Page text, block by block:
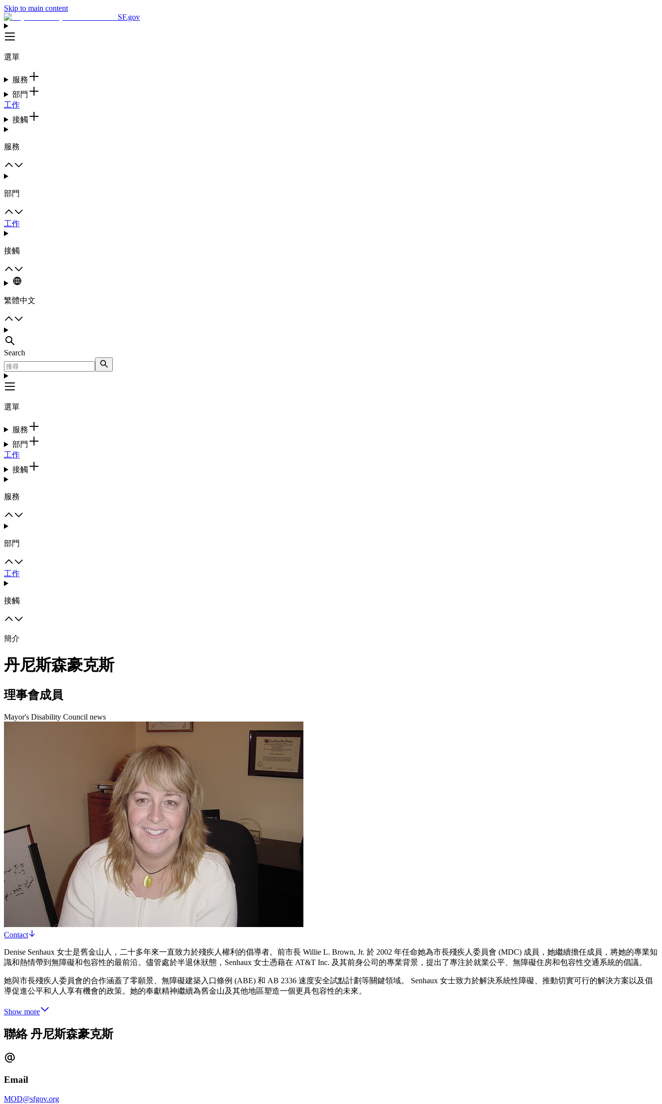
Skip to main content
SF.gov
選單
服務
部門
工作
接觸
服務
部門
工作
接觸
繁體中文
Search
選單
服務
部門
工作
接觸
服務
部門
工作
接觸
簡介
丹尼斯森豪克斯
理事會成員
Mayor's Disability Council news
Contact
Denise Senhaux 女士是舊金山人，二十多年來一直致力於殘疾人權利的倡導者。前市長 Willie L. Brown, Jr. 於 2002 年任命她為市長殘疾人委員會 (MDC) 成員，她繼續擔任成員，將她的專業知
識和熱情帶到無障礙和包容性的最前沿。儘管處於半退休狀態，Senhaux 女士憑藉在 AT&T Inc. 及其前身公司的專業背景，提出了專注於就業公平、無障礙住房和包容性交通系統的倡議。
她與市長殘疾人委員會的合作涵蓋了零願景、無障礙建築入口條例 (ABE) 和 AB 2336 速度安全試點計劃等關鍵領域。 Senhaux 女士致力於解決系統性障礙、推動切實可行的解決方案以及倡
導促進公平和人人享有機會的政策。她的奉獻精神繼續為舊金山及其他地區塑造一個更具包容性的未來。
Show more
聯絡 丹尼斯森豪克斯
Email
MOD@sfgov.org